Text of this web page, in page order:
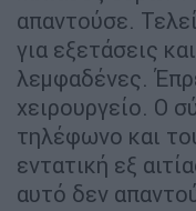
απαντούσε.
για εξετάσεις
λεμφαδένες.
χειρουργείο. Ο
τηλέφωνο και
εντατική εξ
αυτό δεν